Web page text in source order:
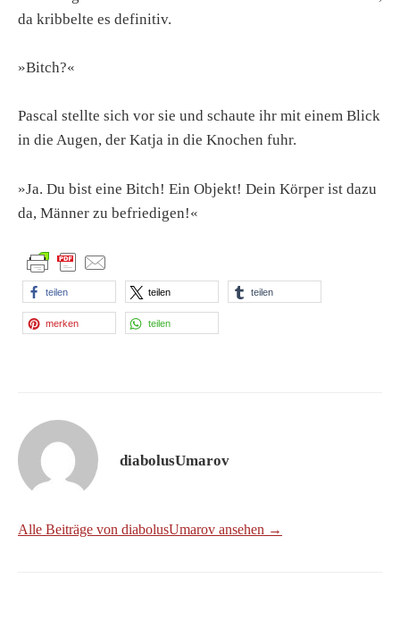
da kribbelte es definitiv.
»Bitch?«
Pascal stellte sich vor sie und schaute ihr mit einem Blick
in die Augen, der Katja in die Knochen fuhr.
»Ja. Du bist eine Bitch! Ein Objekt! Dein Körper ist dazu
da, Männer zu befriedigen!«
teilen teilen teilen
merken teilen
diabolusUmarov
Alle Beiträge von diabolusUmarov ansehen →